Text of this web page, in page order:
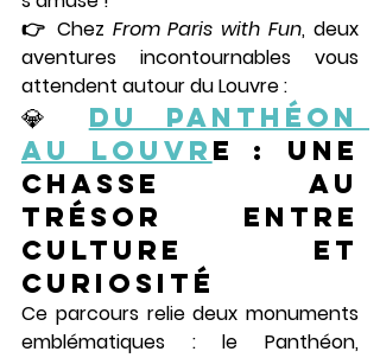
👉 Chez From Paris with Fun, deux
aventures incontournables vous
attendent autour du Louvre :
💎 Du Panthéon
au Louvr e : une
chasse au
trésor entre
culture et
curiosité
Ce parcours relie deux monuments
emblématiques : le Panthéon,